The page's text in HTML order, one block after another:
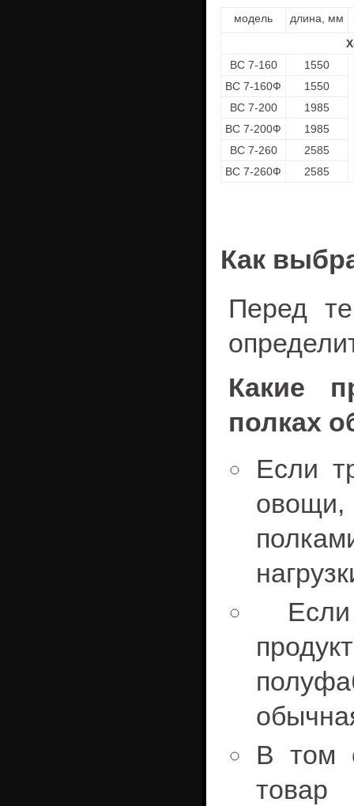
модель длина, мм
ВС 7-160
1550
ВС 7-160Ф
1550
ВС 7-200
1985
ВС 7-200Ф
1985
ВС 7-260
2585
ВС 7-260Ф
2585
Как
Перед
Какие
полках
Если
В том
товар